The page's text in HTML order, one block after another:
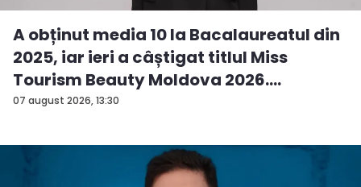
07 august 2026, 13:30
A obținut media 10 la Bacalaureatul din
2025, iar ieri a câștigat titlul Miss
Tourism Beauty Moldova 2026.
Andreea...